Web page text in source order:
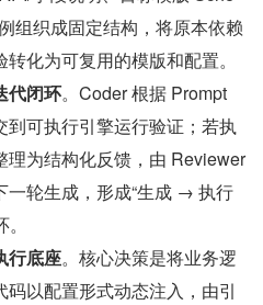
组织成固定结构，将原本依赖
化为可复用的模版和配置。
代闭环。Coder 根据 Prompt
到可执行引擎运行验证；若执
理为结构化反馈，由 Reviewer
一轮生成，形成“生成 → 执行
行底座。核心决策是将业务逻
以配置形式动态注入，由引